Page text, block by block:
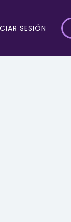
SESIÓN